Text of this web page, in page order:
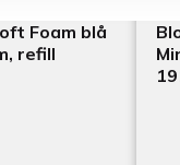
Foam blå
refill